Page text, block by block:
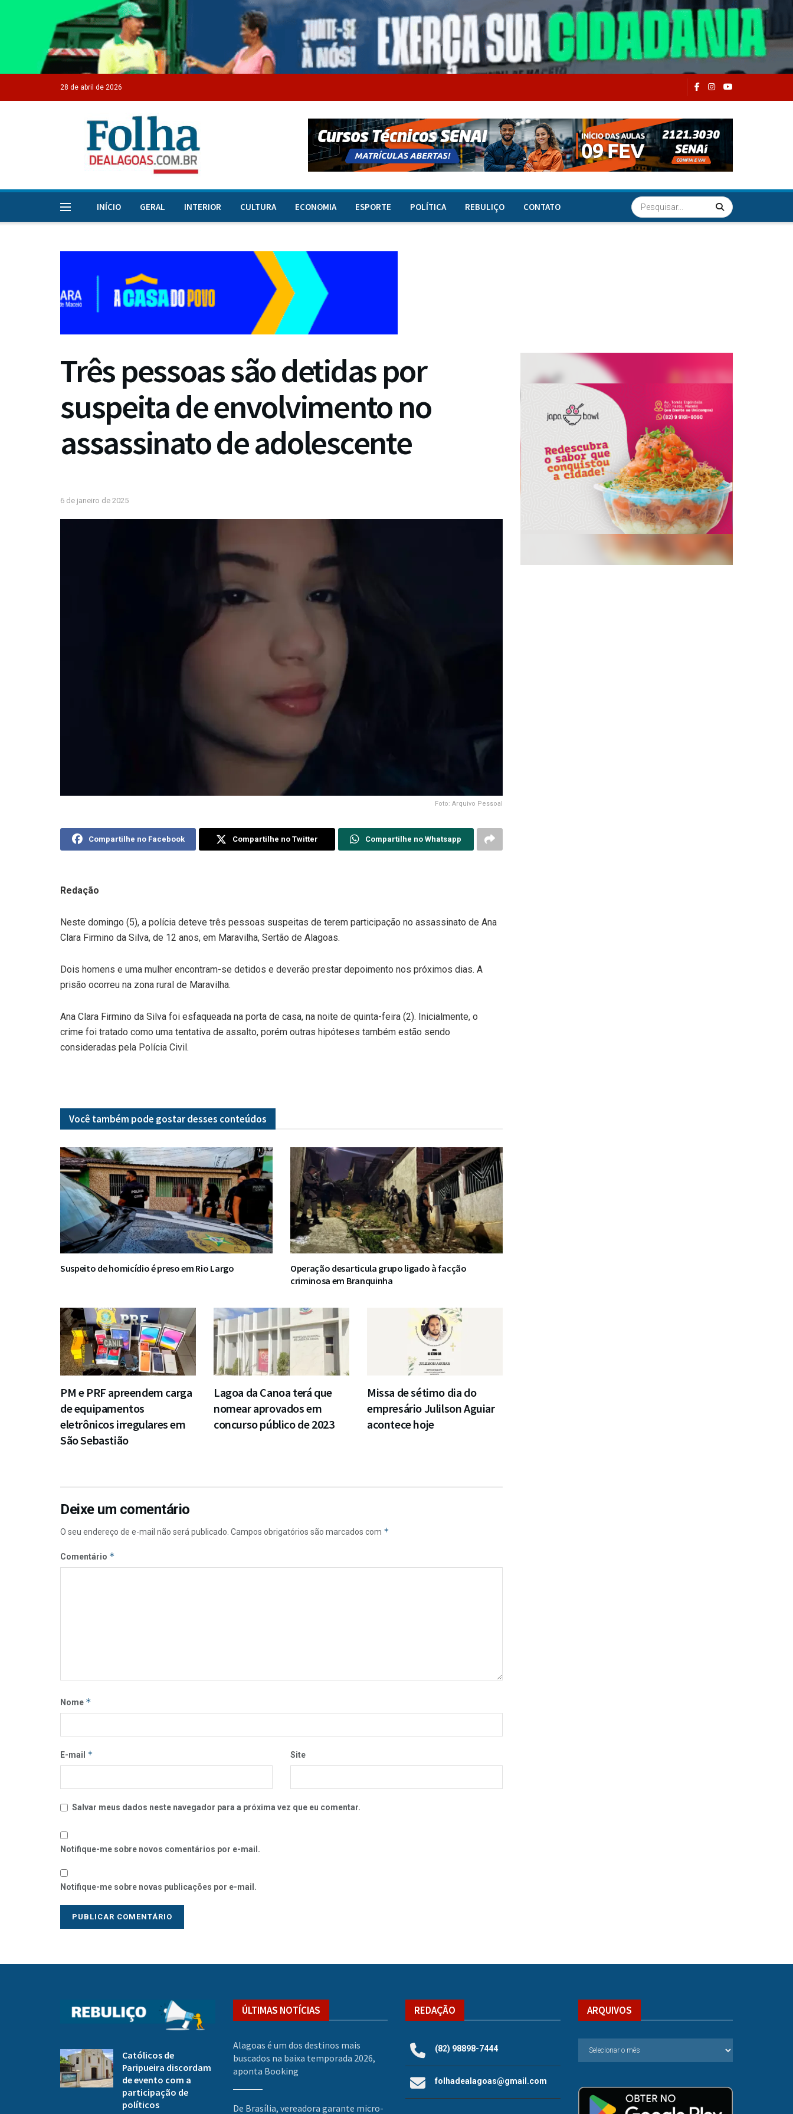
28 de abril de 2026
INÍCIO GERAL INTERIOR CULTURA ECONOMIA ESPORTE POLÍTICA REBULIÇO CONTATO
Três pessoas são detidas por
suspeita de envolvimento no
assassinato de adolescente
6 de janeiro de 2025
Foto: Arquivo Pessoal
Compartilhe no Facebook Compartilhe no Twitter Compartilhe no Whatsapp
Redação
Neste domingo (5), a polícia deteve três pessoas suspeitas de terem participação no assassinato de Ana
Clara Firmino da Silva, de 12 anos, em Maravilha, Sertão de Alagoas.
Dois homens e uma mulher encontram-se detidos e deverão prestar depoimento nos próximos dias. A
prisão ocorreu na zona rural de Maravilha.
Ana Clara Firmino da Silva foi esfaqueada na porta de casa, na noite de quinta-feira (2). Inicialmente, o
crime foi tratado como uma tentativa de assalto, porém outras hipóteses também estão sendo
consideradas pela Polícia Civil.
Você também pode gostar desses conteúdos
Suspeito de homicídio é preso em Rio Largo
Operação desarticula grupo ligado à facção
criminosa em Branquinha
PM e PRF apreendem carga
de equipamentos
eletrônicos irregulares em
São Sebastião
Lagoa da Canoa terá que
nomear aprovados em
concurso público de 2023
Missa de sétimo dia do
empresário Julilson Aguiar
acontece hoje
Deixe um comentário
O seu endereço de e-mail não será publicado. Campos obrigatórios são marcados com *
Comentário *
Nome *
E-mail * Site
Salvar meus dados neste navegador para a próxima vez que eu comentar.
Notifique-me sobre novos comentários por e-mail.
Notifique-me sobre novas publicações por e-mail.
Católicos de
Paripueira discordam
de evento com a
participação de
políticos
ÚLTIMAS NOTÍCIAS
Alagoas é um dos destinos mais
buscados na baixa temporada 2026,
aponta Booking
De Brasília, vereadora garante micro-
REDAÇÃO
(82) 98898-7444
folhadealagoas@gmail.com
ARQUIVOS